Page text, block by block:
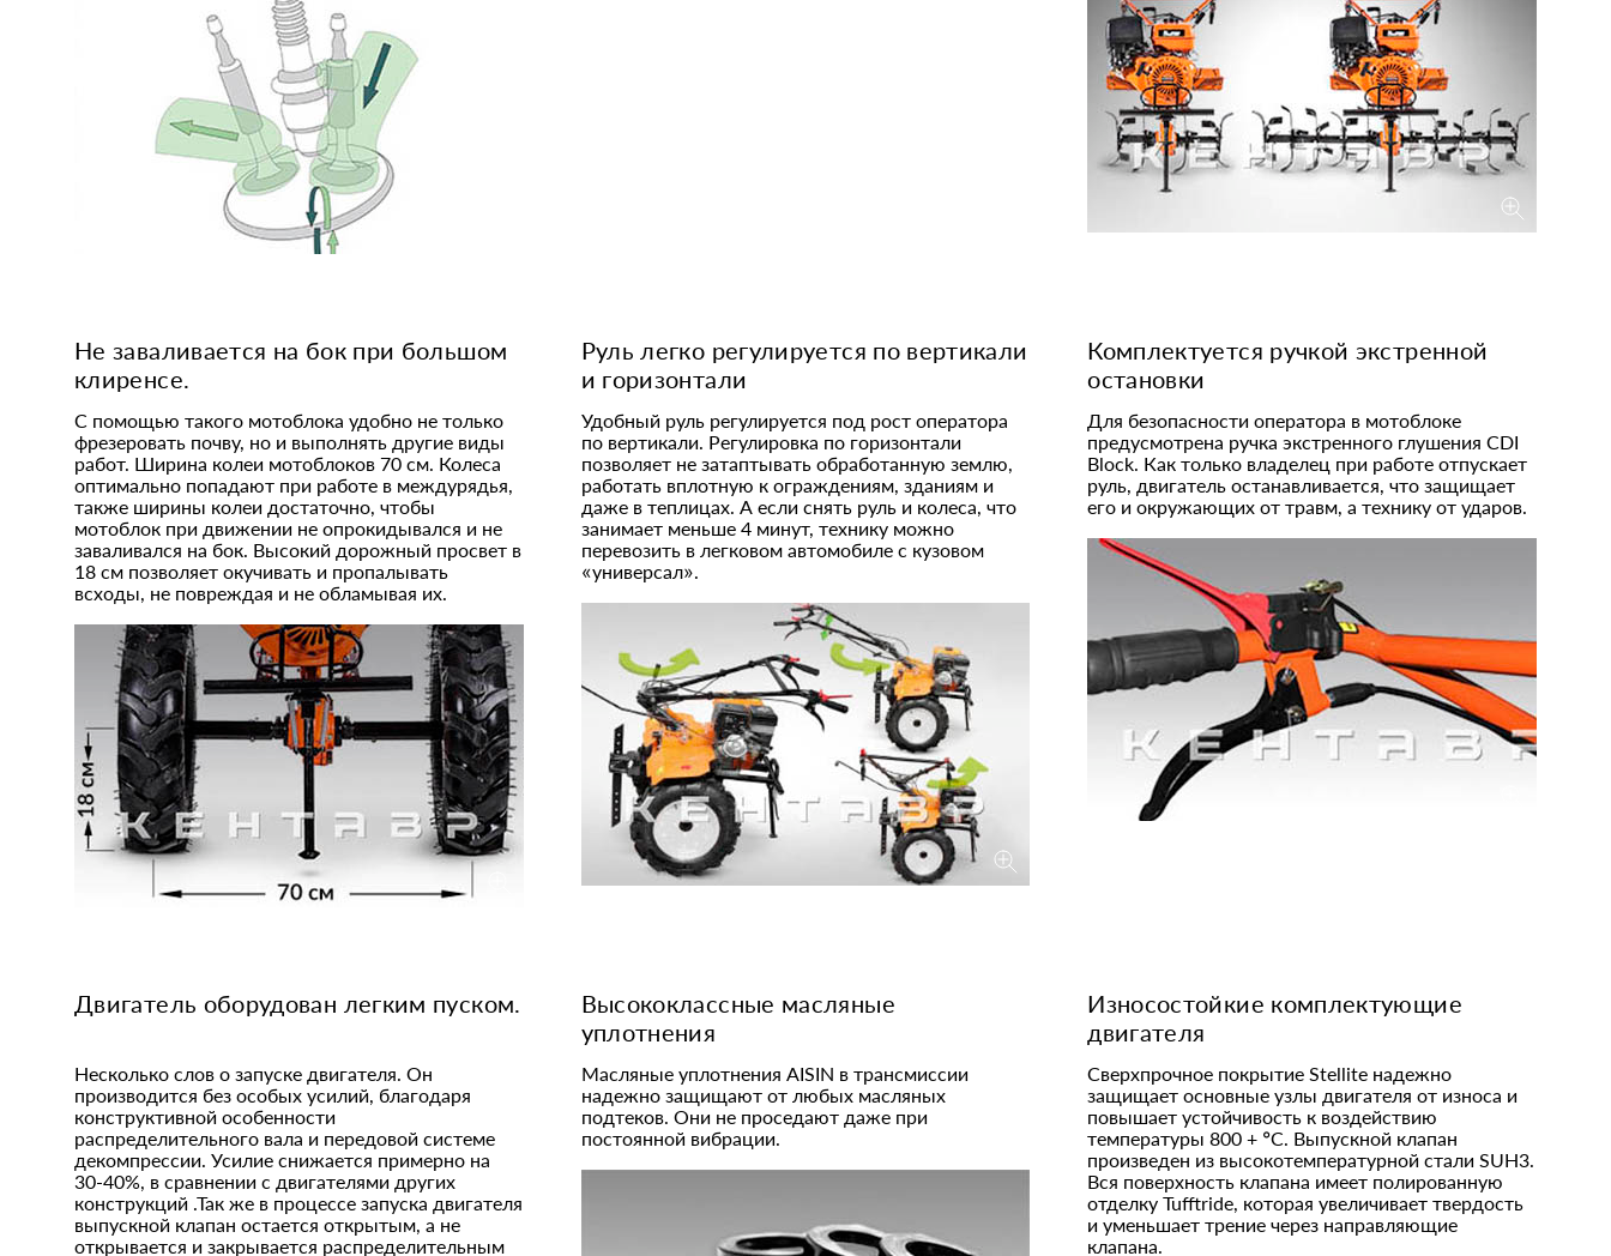
Не заваливается на бок при большом
клиренсе.
С помощью такого мотоблока удобно не только
фрезеровать почву, но и выполнять другие виды
работ. Ширина колеи мотоблоков 70 см. Колеса
оптимально попадают при работе в междурядья,
также ширины колеи достаточно, чтобы
мотоблок при движении не опрокидывался и не
заваливался на бок. Высокий дорожный просвет в
18 см позволяет окучивать и пропалывать
всходы, не повреждая и не обламывая их.
Руль легко регулируется по вертикали
и горизонтали
Удобный руль регулируется под рост оператора
по вертикали. Регулировка по горизонтали
позволяет не затаптывать обработанную землю,
работать вплотную к ограждениям, зданиям и
даже в теплицах. А если снять руль и колеса, что
занимает меньше 4 минут, технику можно
перевозить в легковом автомобиле с кузовом
«универсал».
Комплектуется ручкой экстренной
остановки
Для безопасности оператора в мотоблоке
предусмотрена ручка экстренного глушения CDI
Block. Как только владелец при работе отпускает
руль, двигатель останавливается, что защищает
его и окружающих от травм, а технику от ударов.
Двигатель оборудован легким пуском.
Несколько слов о запуске двигателя. Он
производится без особых усилий, благодаря
конструктивной особенности
распределительного вала и передовой системе
декомпрессии. Усилие снижается примерно на
30-40%, в сравнении с двигателями других
конструкций .Так же в процессе запуска двигателя
выпускной клапан остается открытым, а не
открывается и закрывается распределительным
Высококлассные масляные
уплотнения
Масляные уплотнения AISIN в трансмиссии
надежно защищают от любых масляных
подтеков. Они не проседают даже при
постоянной вибрации.
Износостойкие комплектующие
двигателя
Сверхпрочное покрытие Stellite надежно
защищает основные узлы двигателя от износа и
повышает устойчивость к воздействию
температуры 800 + °C. Выпускной клапан
произведен из высокотемпературной стали SUH3.
Вся поверхность клапана имеет полированную
отделку Tufftride, которая увеличивает твердость
и уменьшает трение через направляющие
клапана.